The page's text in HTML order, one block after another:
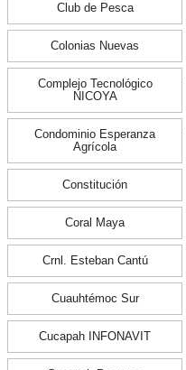
Club de Pesca
Colonias Nuevas
Complejo Tecnológico
NICOYA
Condominio Esperanza
Agrícola
Constitución
Coral Maya
Crnl. Esteban Cantú
Cuauhtémoc Sur
Cucapah INFONAVIT